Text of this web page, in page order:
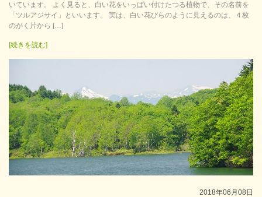
いています。 よく見ると、白い花をいっぱい付けたつる植物で、その名前を
「ツルアジサイ」といいます。 実は、白い花びらのように見えるのは、４枚
のがく片から […]
[続きを読む]
2018年06月08日